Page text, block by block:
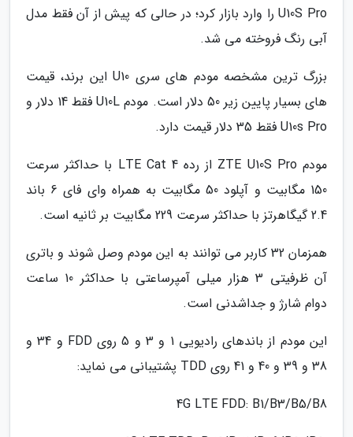
U10S Pro را وارد بازار کرد؛ در حالی که پیش از آن فقط مدل
آبی رنگ فروخته می شد.
بزرگ ترین مشخصه مودم های سری U10 این برند، قیمت
های بسیار پایین زیر 50 دلار است. مودم U10L فقط 14 دلار و
U10s Pro فقط 35 دلار قیمت دارد.
مودم ZTE U10S Pro از رده LTE Cat 4 با حداکثر سرعت
150 مگابیت و آپلود 50 مگابیت به همراه وای فای 6 باند
2.4 گیگاهرتز با حداکثر سرعت 229 مگابیت بر ثانیه است.
همزمان 32 کاربر می توانند به این مودم وصل شوند و باتری
آن ظرفیتی 3 هزار میلی آمپرساعتی با حداکثر 10 ساعت
دوام شارژ و جداشدنی است.
این مودم از باندهای رادیویی 1 و 3 و 5 روی FDD و 34 و
38 و 39 و 40 و 41 روی TDD پشتیبانی می نماید:
4G LTE FDD: B1/B3/B5/B8